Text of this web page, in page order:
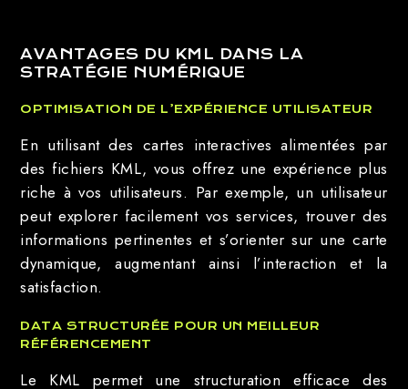
AVANTAGES DU KML DANS LA
STRATÉGIE NUMÉRIQUE
OPTIMISATION DE L’EXPÉRIENCE UTILISATEUR
En utilisant des cartes interactives alimentées par
des fichiers KML, vous offrez une expérience plus
riche à vos utilisateurs. Par exemple, un utilisateur
peut explorer facilement vos services, trouver des
informations pertinentes et s’orienter sur une carte
dynamique, augmentant ainsi l’interaction et la
satisfaction.
DATA STRUCTURÉE POUR UN MEILLEUR
RÉFÉRENCEMENT
Le KML permet une structuration efficace des